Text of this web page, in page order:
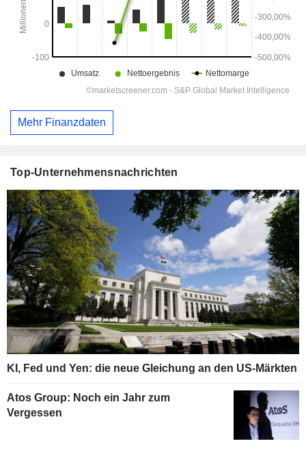
Mehr Finanzdaten
Top-Unternehmensnachrichten
KI, Fed und Yen: die neue Gleichung an den US-Märkten
Atos Group: Noch ein Jahr zum
Vergessen